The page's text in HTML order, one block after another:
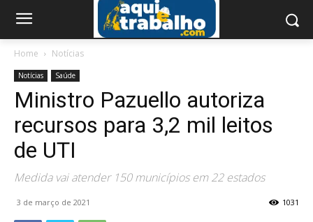
Home Notícias
Notícias Saúde
Ministro Pazuello autoriza
recursos para 3,2 mil leitos
de UTI
Medida vai atender 150 municípios em 22 estados
3 de março de 2021 1031